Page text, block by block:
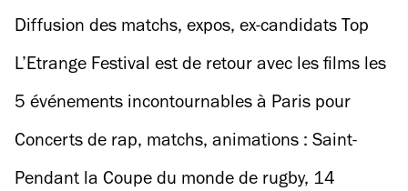
Londres
Diffusion des matchs, expos, ex-candidats Top
Chef : tout savoir sur la Coupe du monde de
rugby à Ground Control
L’Etrange Festival est de retour avec les films les
plus bizarres que vous n’avez jamais vus
5 événements incontournables à Paris pour
plaquer la Coupe du monde de rugby
Concerts de rap, matchs, animations : Saint-
Denis se met à l’heure de la Coupe du monde de
Pendant la Coupe du monde de rugby, 14